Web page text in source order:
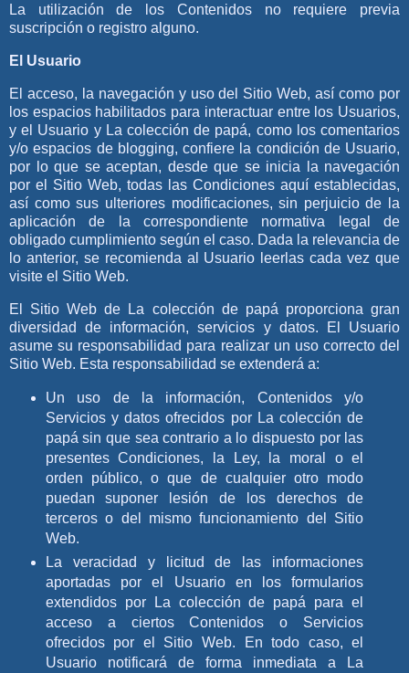
La utilización de los Contenidos no requiere previa
suscripción o registro alguno.
El Usuario
El acceso, la navegación y uso del Sitio Web,así como por
los espacios habilitados para interactuar entre los Usuarios,
y el Usuario y La colección de papá, como los comentarios
y/o espacios de blogging, confiere la condición de Usuario,
por lo que se aceptan, desde que se inicia la navegación
por el Sitio Web, todas las Condiciones aquí establecidas,
así como sus ulteriores modificaciones, sin perjuicio de la
aplicación de la correspondiente normativa legal de
obligado cumplimiento según el caso. Dada la relevancia de
lo anterior, se recomienda al Usuario leerlas cada vez que
visite el Sitio Web.
El Sitio Web de La colección de papá proporciona gran
diversidad de información, servicios y datos. El Usuario
asume su responsabilidad para realizar un uso correcto del
Sitio Web. Esta responsabilidad se extenderá a:
Un uso de la información, Contenidos y/o
Servicios y datos ofrecidos por La colección de
papá sin que sea contrario a lo dispuesto por las
presentes Condiciones, la Ley, la moral o el
orden público, o que de cualquier otro modo
puedan suponer lesión de los derechos de
terceros o del mismo funcionamiento del Sitio
Web.
La veracidad y licitud de las informaciones
aportadas por el Usuario en los formularios
extendidos por
La colección de papá para el
acceso a ciertos Contenidos o Servicios
ofrecidos por el Sitio Web. En todo caso, el
Usuario notificará de forma inmediata a
La